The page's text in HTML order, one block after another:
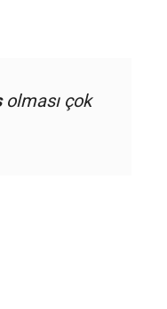
olması çok